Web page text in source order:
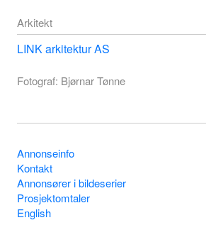
Arkitekt
LINK arkitektur AS
Fotograf: Bjørnar Tønne
Annonseinfo
Kontakt
Annonsører i bildeserier
Prosjektomtaler
English